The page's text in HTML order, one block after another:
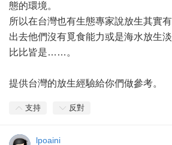
態的環境。
所以在台灣也有生態專家說放生其實
出去他們沒有覓食能力或是海水放生
比比皆是……。
提供台灣的放生經驗給你們做參考。
支持 反對
lpoaini